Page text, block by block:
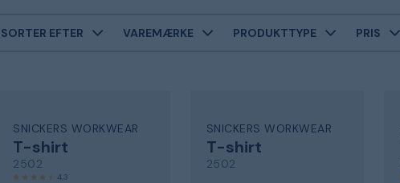
SORTER EFTER VAREMÆRKE PRODUKTTYPE PRIS
SNICKERS WORKWEAR
T-shirt
2502
4,3
SNICKERS WORKWEAR
T-shirt
2502